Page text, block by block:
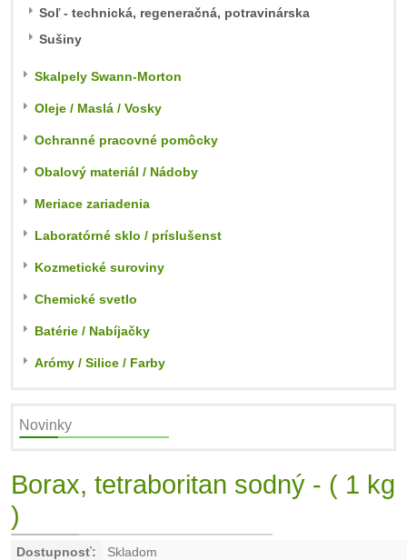
Soľ - technická, regeneračná, potravinárska
Sušiny
Skalpely Swann-Morton
Oleje / Maslá / Vosky
Ochranné pracovné pomôcky
Obalový materiál / Nádoby
Meriace zariadenia
Laboratórné sklo / príslušenst
Kozmetické suroviny
Chemické svetlo
Batérie / Nabíjačky
Arómy / Silice / Farby
Novinky
Borax, tetraboritan sodný - ( 1 kg
)
Dostupnosť: Skladom